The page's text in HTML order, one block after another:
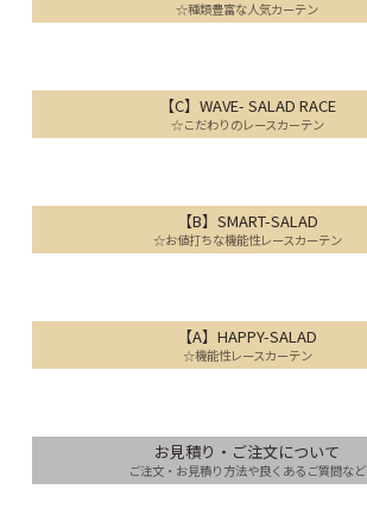
☆種類豊富な人気カーテン
【C】WAVE- SALAD RACE
☆こだわりのレースカーテン
【B】SMART-SALAD
☆お値打ちな機能性レースカーテン
【A】HAPPY-SALAD
☆機能性レースカーテン
お見積り・ご注文について
ご注文・お見積り方法や良くあるご質問など